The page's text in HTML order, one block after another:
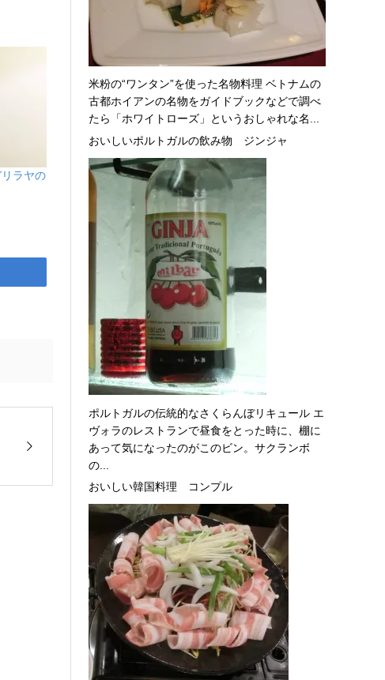
ラヤの
米粉の“ワンタン”を使った名物料理 ベトナムの
古都ホイアンの名物をガイドブックなどで調べ
たら「ホワイトローズ」というおしゃれな名...
おいしいポルトガルの飲み物 ジンジャ
ポルトガルの伝統的なさくらんぼリキュール エ
ヴォラのレストランで昼食をとった時に、棚に
あって気になったのがこのビン。サクランボ
の...
おいしい韓国料理 コンプル